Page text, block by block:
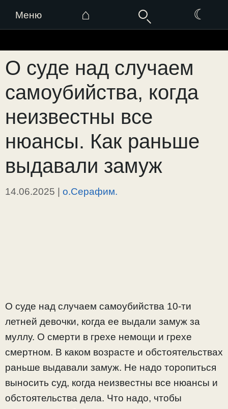
Меню ⌂ ☾
к
содержимому
О суде над случаем
самоубийства, когда
неизвестны все
нюансы. Как раньше
выдавали замуж
14.06.2025 | о.Серафим.
О суде над случаем самоубийства 10-ти
летней девочки, когда ее выдали замуж за
муллу. О смерти в грехе немощи и грехе
смертном. В каком возрасте и обстоятельствах
раньше выдавали замуж. Не надо торопиться
выносить суд, когда неизвестны все нюансы и
обстоятельства дела. Что надо, чтобы